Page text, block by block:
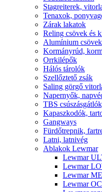
Stagreiterek,
Tenaxok,
Zárak lakatok
Reling csövek és
Alumínium csövek
Kormányrúd,
Orrkilépők
Hálós tárolók
Szellőztető zsák
Saling görgő
Napernyők,
TBS
Kapaszkodók,
Gangways
Fürdőtrepnik,
Latni, latnivég
Ablakok Lewmar
Lewmar
Lewmar
Lewmar
Lewmar